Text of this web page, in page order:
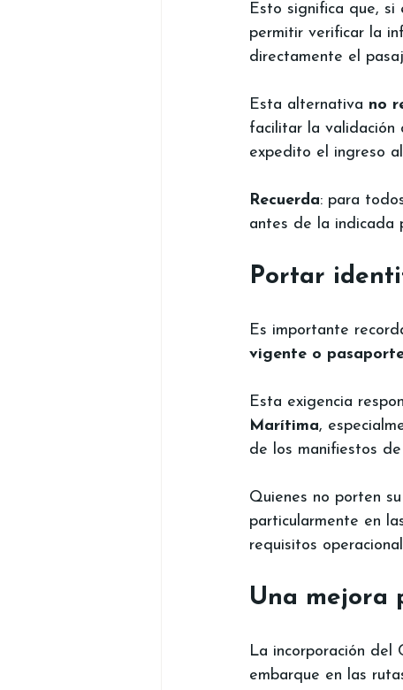
Esto significa que,
permitir verificar la
directamente el
Esta alternativa no
facilitar la validación
expedito el ingreso
Recuerda: para
antes de la indicada
Portar
Es importante
vigente o
Esta exigencia
Marítima,
de los manifiestos
Quienes no porten
particularmente en
requisitos
Una mejora
La incorporación del
embarque en las